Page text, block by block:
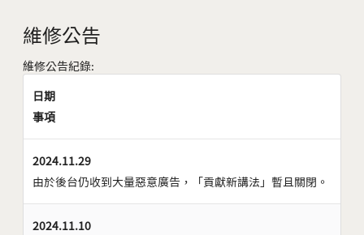
維修公告
維修公告紀錄:
日期
事項
2024.11.29
由於後台仍收到大量惡意廣告，「貢獻新講法」暫且關閉。
2024.11.10